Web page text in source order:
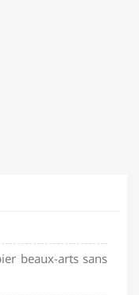
beaux-arts sans